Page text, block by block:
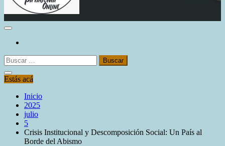
Info Patagonia Online
Buscar:
Estás acá
Inicio
2025
julio
5
Crisis Institucional y Descomposición Social: Un País al
Borde del Abismo